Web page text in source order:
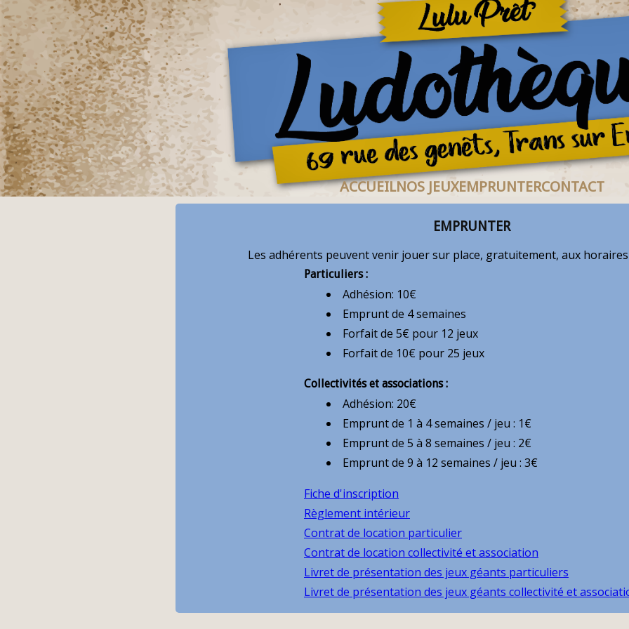
ACCUEILNOS JEUXEMPRUNTERCONTACT
EMPRUNTER
Les adhérents peuvent venir jouer sur place, gratuitement, aux
Particuliers :
Adhésion: 10€
Emprunt de 4 semaines
Forfait de 5€ pour 12 jeux
Forfait de 10€ pour 25 jeux
Collectivités et associations :
Adhésion: 20€
Emprunt de 1 à 4 semaines / jeu : 1€
Emprunt de 5 à 8 semaines / jeu : 2€
Emprunt de 9 à 12 semaines / jeu : 3€
Fiche d'inscription
Règlement intérieur
Contrat de location particulier
Contrat de location collectivité et association
Livret de présentation des jeux géants particuliers
Livret de présentation des jeux géants collectivité et